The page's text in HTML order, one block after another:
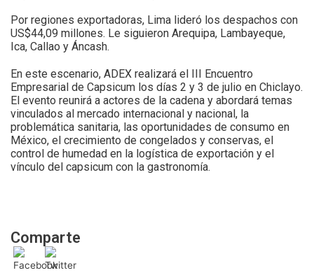
Comparte
Por regiones exportadoras, Lima lideró los despachos con
US$44,09 millones. Le siguieron Arequipa, Lambayeque,
Ica, Callao y Áncash.
En este escenario, ADEX realizará el III Encuentro
Empresarial de Capsicum los días 2 y 3 de julio en Chiclayo.
El evento reunirá a actores de la cadena y abordará temas
vinculados al mercado internacional y nacional, la
problemática sanitaria, las oportunidades de consumo en
México, el crecimiento de congelados y conservas, el
control de humedad en la logística de exportación y el
vínculo del capsicum con la gastronomía.